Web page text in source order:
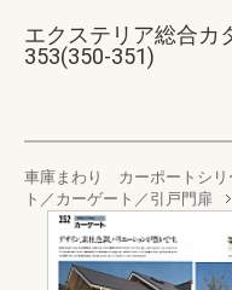
エクステリア総合カ
353(350-351)
車庫まわり カーポートシ
ト／カーゲート／引戸門扉